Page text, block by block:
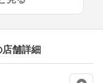
舗詳細